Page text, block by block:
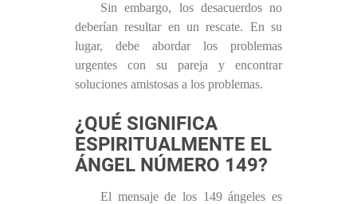
Sin embargo, los desacuerdos no
deberían resultar en un rescate. En su
lugar, debe abordar los problemas
urgentes con su pareja y encontrar
soluciones amistosas a los problemas.
¿QUÉ SIGNIFICA
ESPIRITUALMENTE EL
ÁNGEL NÚMERO 149?
El mensaje de los 149 ángeles es